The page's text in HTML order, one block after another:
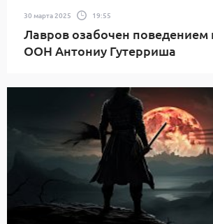
30 марта 2025 19:55
Лавров озабочен поведением
ООН Антониу Гутерриша